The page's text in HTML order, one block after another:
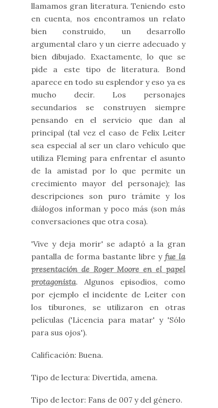
llamamos gran literatura. Teniendo esto
en cuenta, nos encontramos un relato
bien construido, un desarrollo
argumental claro y un cierre adecuado y
bien dibujado. Exactamente, lo que se
pide a este tipo de literatura. Bond
aparece en todo su esplendor y eso ya es
mucho decir. Los personajes
secundarios se construyen siempre
pensando en el servicio que dan al
principal (tal vez el caso de Felix Leiter
sea especial al ser un claro vehículo que
utiliza Fleming para enfrentar el asunto
de la amistad por lo que permite un
crecimiento mayor del personaje); las
descripciones son puro trámite y los
diálogos informan y poco más (son más
conversaciones que otra cosa).
'Vive y deja morir' se adaptó a la gran
pantalla de forma bastante libre y fue la
presentación de Roger Moore en el papel
protagonista. Algunos episodios, como
por ejemplo el incidente de Leiter con
los tiburones, se utilizaron en otras
películas ('Licencia para matar' y 'Sólo
para sus ojos').
Calificación: Buena.
Tipo de lectura: Divertida, amena.
Tipo de lector: Fans de 007 y del género.